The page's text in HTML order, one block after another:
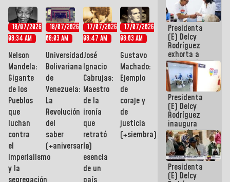
18/07/2026
08:34 AM
Nelson
Mandela:
Gigante
de los
Pueblos
que
luchan
contra
el
imperialismo
y la
18/07/2026
08:03 AM
Universidad
Bolivariana
de
Venezuela:
La
Revolución
del
saber
(+aniversario)
17/07/2026
08:47 AM
José
Ignacio
Cabrujas:
Maestro
de la
ironía
que
retrató
la
esencia
de un
17/07/2026
08:03 AM
Gustavo
Machado:
Ejemplo
de
coraje y
de
justicia
(+siembra)
Viceministerio
de Energía
Eléctrica y
CORPOELEC
Presidenta
(E) Delcy
Rodríguez
exhorta a
gobernadores
y alcaldes a
edificar
casas para
abuelos
Presidenta
(E) Delcy
Rodríguez
inaugura
casa de los
Abuelos
Primavera
en Caracas
Presidenta
(E) Delcy